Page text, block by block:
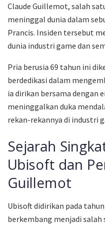
Claude Guillemot, salah
meninggal dunia dalam
Prancis. Insiden tersebut
dunia industri game dan
Pria berusia 69 tahun ini
berdedikasi dalam
ia dirikan bersama dengan
meninggalkan duka
rekan-rekannya di industri
Sejarah
Ubisoft dan
Guillemot
Ubisoft didirikan pada
berkembang menjadi